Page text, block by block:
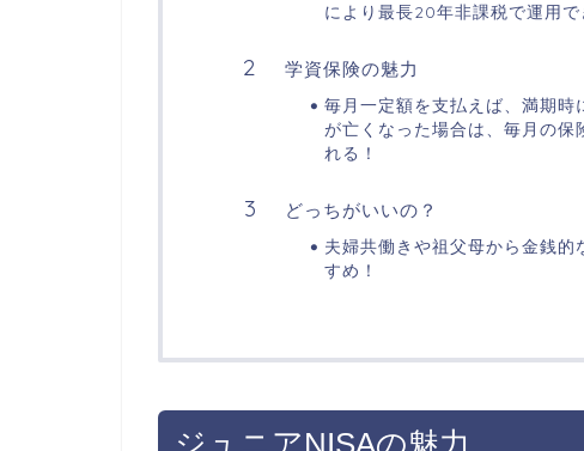
により最長20年非課税で運用で
学資保険の魅力
毎月一定額を支払えば、満期時
が亡くなった場合は、毎月の保
れる！
どっちがいいの？
夫婦共働きや祖父母から金銭的
すめ！